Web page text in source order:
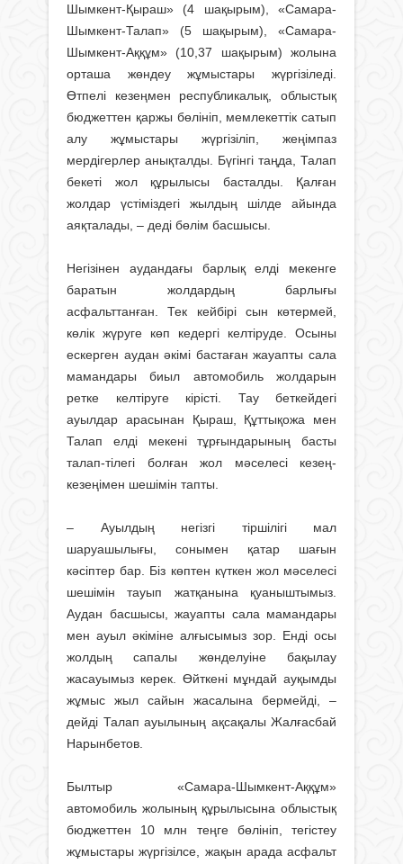
Шымкент-Қыраш» (4 шақырым), «Са­мара-
Шымкент-Талап» (5 шақырым), «Самара-
Шымкент-Аққұм» (10,37 шақы­рым) жолына
орташа жөндеу жұмыс­тары жүргізіледі.
Өтпелі кезеңмен республикалық, облыстық
бюджеттен қаржы бөлініп, мемлекеттік сатып
алу жұмыстары жүргізіліп, жеңімпаз
мердігерлер анықталды. Бүгінгі таңда, Талап
бекеті жол құрылысы басталды. Қалған
жолдар үстіміздегі жылдың шілде айында
аяқталады, – деді бөлім басшысы.
Негізінен аудандағы барлық елді мекенге
баратын жолдардың барлығы
асфальттанған. Тек кейбірі сын көтермей,
көлік жүруге көп кедергі келтіруде. Осыны
ескерген аудан әкімі бастаған жауапты сала
мамандары биыл автомобиль жолдарын
ретке келтіруге кірісті. Тау беткейдегі
ауылдар арасынан Қыраш, Құттықожа мен
Талап елді мекені тұрғындарының басты
талап-тілегі болған жол мәселесі кезең-
кезеңімен шешімін тапты.
– Ауылдың негізгі тіршілігі мал
шаруашылығы, сонымен қатар шағын
кәсіптер бар. Біз көптен күткен жол мәселесі
шешімін тауып жатқанына қуаныштымыз.
Аудан басшысы, жауапты сала мамандары
мен ауыл әкіміне алғысымыз зор. Енді осы
жолдың сапалы жөнделуіне бақылау
жасауымыз керек. Өйткені мұндай ауқымды
жұмыс жыл сайын жасалына бермейді, –
дейді Талап ауылының ақсақалы Жалғасбай
Нарынбетов.
Былтыр «Самара-Шымкент-Аққұм»
автомобиль жолының құрылысына облыстық
бюджеттен 10 млн теңге бөлініп, тегістеу
жұмыстары жүргізілсе, жақын арада асфальт